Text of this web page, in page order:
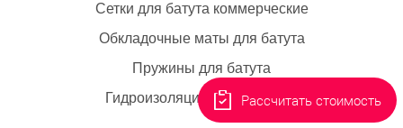
Сетки для батута коммерческие
Обкладочные маты для батута
Пружины для батута
Гидроизоляция резервуаровРассчитать стоимость